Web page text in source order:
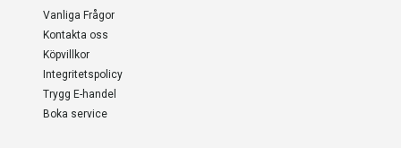
Vanliga Frågor
Kontakta oss
Köpvillkor
Integritetspolicy
Trygg E-handel
Boka service